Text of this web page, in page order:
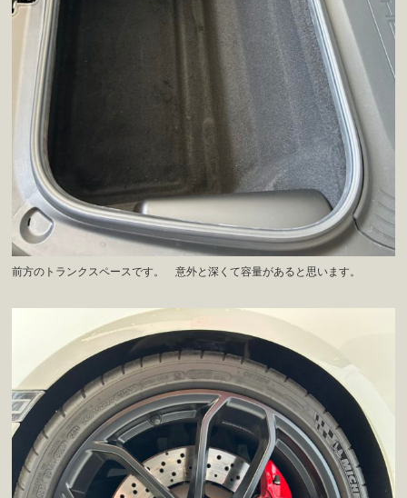
前方のトランクスペースです。 意外と深くて容量があると思います。